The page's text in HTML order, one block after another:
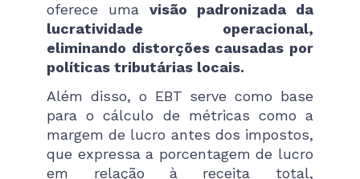
oferece uma visão padronizada da
lucratividade operacional,
eliminando distorções causadas por
políticas tributárias locais.
Além disso, o EBT serve como base
para o cálculo de métricas como a
margem de lucro antes dos impostos,
que expressa a porcentagem de lucro
em relação à receita total,